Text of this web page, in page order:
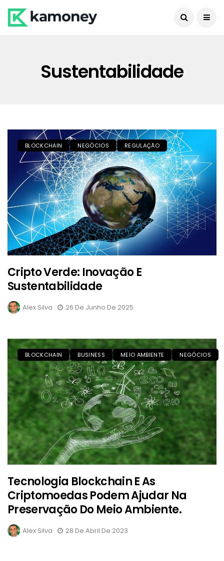
Sustentabilidade
BLOCKCHAIN NEGÓCIOS REGULAÇÃO
Cripto Verde: Inovação E
Sustentabilidade
Alex Silva 26 De Junho De 2025
BLOCKCHAIN BUSINESS MEIO AMBIENTE NEGÓCIOS
Tecnologia Blockchain E As
Criptomoedas Podem Ajudar Na
Preservação Do Meio Ambiente.
Alex Silva 28 De Abril De 2023